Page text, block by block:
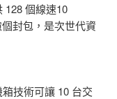
128 個線速10
封包，是次世代資
技術可讓 10 台交